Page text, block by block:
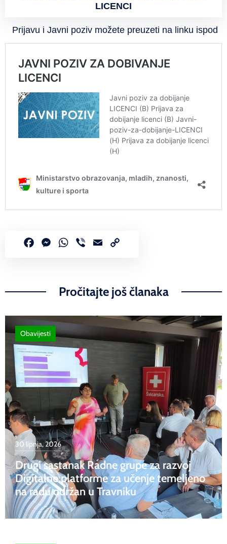
LICENCI
Prijavu i Javni poziv možete preuzeti na linku ispod
FacebookMessenger
WhatsApp
Viber Email
Pročitajte još članaka
30 lipnja, 2026
Drugi sastanak Radne grupe za razvoj
Digitalne platforme za učenje temeljeno
na radu održan u Travniku
Obavijesti